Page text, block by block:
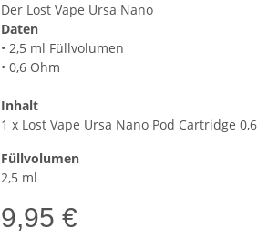
Der Lost Vape Ursa Nano
Daten
• 2,5 ml Füllvolumen
• 0,6 Ohm
Inhalt
1 x Lost Vape Ursa Nano Pod Cartridge
Füllvolumen
2,5 ml
9,95 €